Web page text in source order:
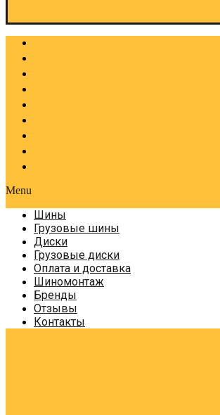
Menu
Шины
Грузовые шины
Диски
Грузовые диски
Оплата и доставка
Шиномонтаж
Бренды
Отзывы
Контакты